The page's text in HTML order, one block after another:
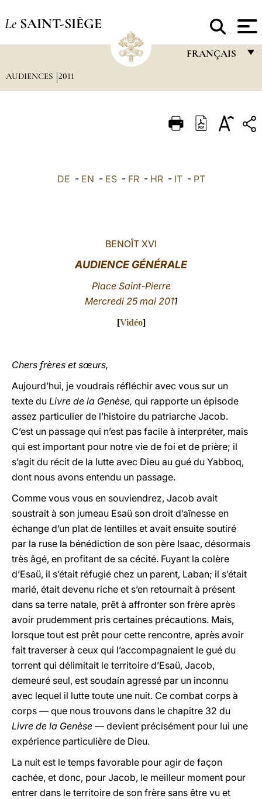
Le SAINT-SIÈGE
FRANÇAIS
ITALIANO
中文
AUDIENCES 2011
DE - EN - ES- FR- HR- IT- PT
BENOÎT XVI
AUDIENCE GÉNÉRALE
Place Saint-Pierre
Mercredi 25 mai 2011
[Vidéo]
Chers frères et sœurs,
Aujourd’hui, je voudrais réfléchir avec vous sur un
texte du Livre de la Genèse, qui rapporte un épisode
assez particulier de l’histoire du patriarche Jacob.
C’est un passage qui n’est pas facile à interpréter, mais
qui est important pour notre vie de foi et de prière; il
s’agit du récit de la lutte avec Dieu au gué du Yabboq,
dont nous avons entendu un passage.
Comme vous vous en souviendrez, Jacob avait
soustrait à son jumeau Esaü son droit d’aînesse en
échange d’un plat de lentilles et avait ensuite soutiré
par la ruse la bénédiction de son père Isaac, désormais
très âgé, en profitant de sa cécité. Fuyant la colère
d’Esaü, il s’était réfugié chez un parent, Laban; il s’était
marié, était devenu riche et s’en retournait à présent
dans sa terre natale, prêt à affronter son frère après
avoir prudemment pris certaines précautions. Mais,
lorsque tout est prêt pour cette rencontre, après avoir
fait traverser à ceux qui l’accompagnaient le gué du
torrent qui délimitait le territoire d’Esaü, Jacob,
demeuré seul, est soudain agressé par un inconnu
avec lequel il lutte toute une nuit. Ce combat corps à
corps — que nous trouvons dans le chapitre 32 du
Livre de la Genèse — devient précisément pour lui une
expérience particulière de Dieu.
La nuit est le temps favorable pour agir de façon
cachée, et donc, pour Jacob, le meilleur moment pour
entrer dans le territoire de son frère sans être vu et